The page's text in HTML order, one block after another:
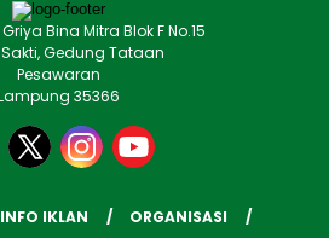
Bina Mitra Blok F No.15
Sakti, Gedung Tataan
Pesawaran
35366
INFO IKLAN
ORGANISASI